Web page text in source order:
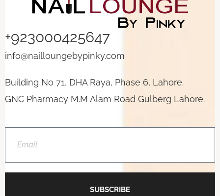
+923000425647
info@nailloungebypinky.com
Building No 71, DHA Raya, Phase 6, Lahore.
GNC Pharmacy M.M Alam Road Gulberg Lahore.
SUBSCRIBE